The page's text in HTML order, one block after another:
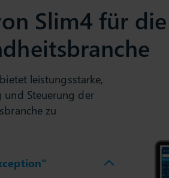
Slim4 für die
leistungsstarke,
und Steuerung der
zu